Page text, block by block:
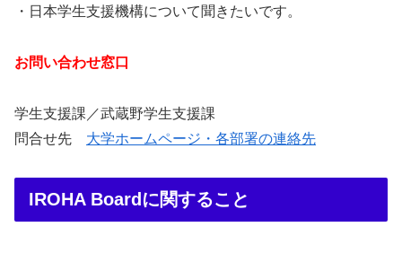
・日本学生支援機構について聞きたいです。
お問い合わせ窓口
学生支援課／武蔵野学生支援課
問合せ先 大学ホームページ・各部署の連絡先
IROHA Boardに関すること